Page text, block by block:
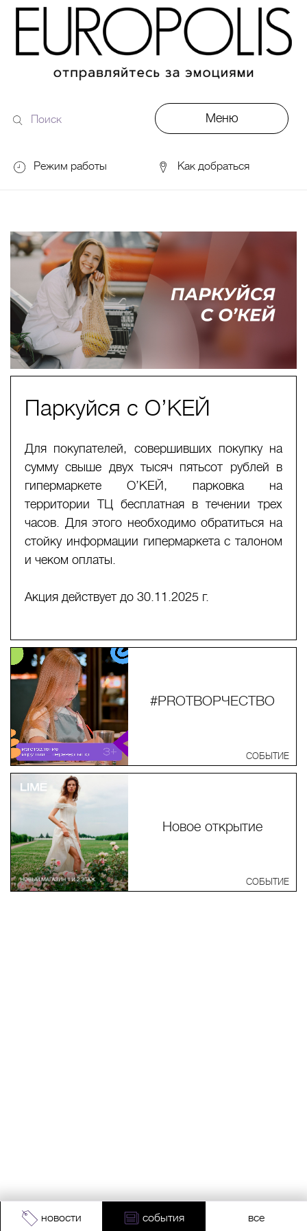
Поиск
Режим работы
VASILCHUKI Chaihona №111:00 –
23:00
Кинотеатр "МИРАЖ Синема
10:00
до последнего сеанса
Как добраться
Меню
новости события все
Паркуйся с О’КЕЙ
Для покупателей, совершивших покупку на
сумму свыше двух тысяч пятьсот рублей в
гипермаркете О’КЕЙ, парковка на
территории ТЦ бесплатная в течении трех
часов. Для этого необходимо обратиться на
стойку информации гипермаркета с талоном
и чеком оплаты.
Акция действует до 30.11.2025 г.
#PROТВОРЧЕСТВО
СОБЫТИЕ
Новое открытие
СОБЫТИЕ